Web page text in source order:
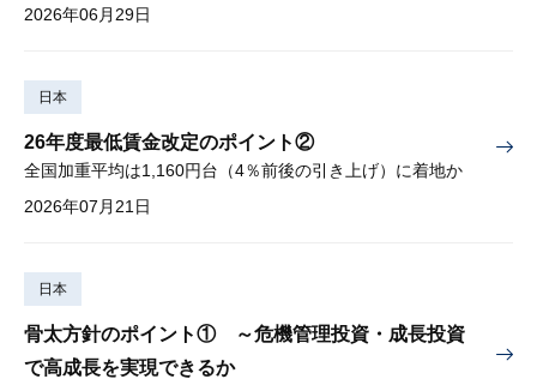
2026年06月29日
日本
26年度最低賃金改定のポイント②
全国加重平均は1,160円台（4％前後の引き上げ）に着地か
2026年07月21日
日本
骨太方針のポイント① ～危機管理投資・成長投資
で高成長を実現できるか